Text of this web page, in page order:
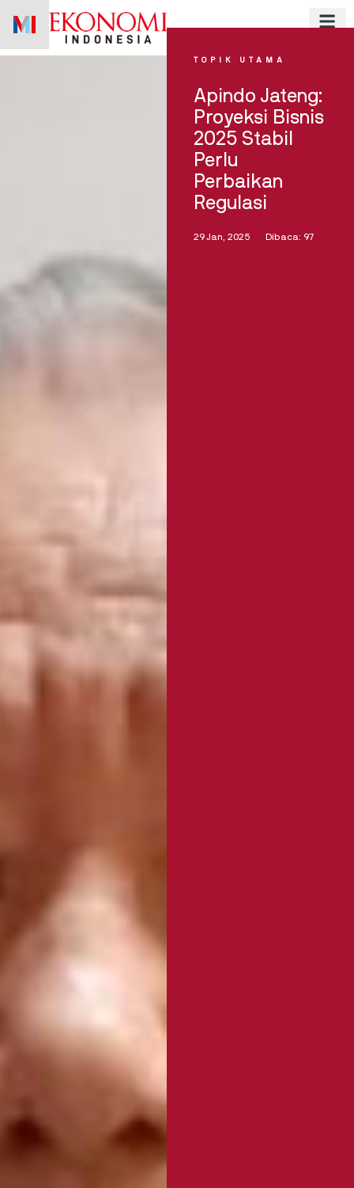
TOPIK UTAMA
Apindo Jateng:
Proyeksi Bisnis
2025 Stabil
Perlu
Perbaikan
Regulasi
29 Jan, 2025 Dibaca: 97